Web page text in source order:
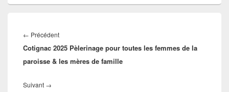
de
l’article
← PrécédentArticle
précédent :
Cotignac 2025 Pèlerinage pour toutes les femmes de la
paroisse & les mères de famille
Suivant →